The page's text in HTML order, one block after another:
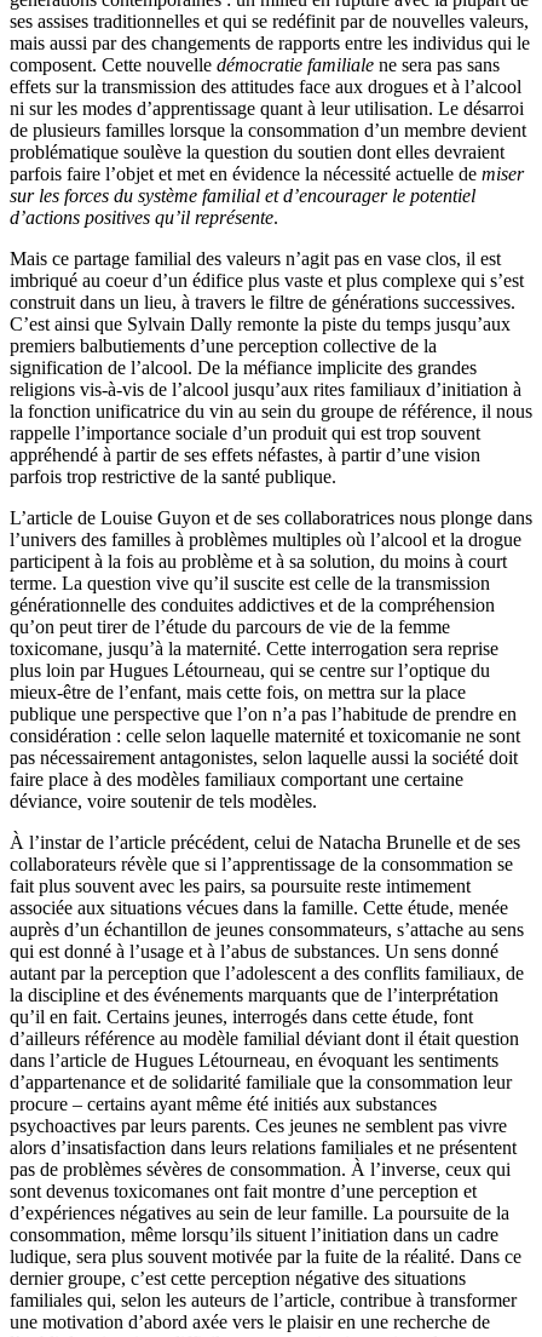
ses assises traditionnelles et qui se redéfinit par de nouvelles valeurs,
mais aussi par des changements de rapports entre les individus qui le
composent. Cette nouvelle démocratie familiale ne sera pas sans
effets sur la transmission des attitudes face aux drogues et à l’alcool
ni sur les modes d’apprentissage quant à leur utilisation. Le désarroi
de plusieurs familles lorsque la consommation d’un membre devient
problématique soulève la question du soutien dont elles devraient
parfois faire l’objet et met en évidence la nécessité actuelle de miser
sur les forces du système familial et d’encourager le potentiel
d’actions positives qu’il représente.
Mais ce partage familial des valeurs n’agit pas en vase clos, il est
imbriqué au coeur d’un édifice plus vaste et plus complexe qui s’est
construit dans un lieu, à travers le filtre de générations successives.
C’est ainsi que Sylvain Dally remonte la piste du temps jusqu’aux
premiers balbutiements d’une perception collective de la
signification de l’alcool. De la méfiance implicite des grandes
religions vis-à-vis de l’alcool jusqu’aux rites familiaux d’initiation à
la fonction unificatrice du vin au sein du groupe de référence, il nous
rappelle l’importance sociale d’un produit qui est trop souvent
appréhendé à partir de ses effets néfastes, à partir d’une vision
parfois trop restrictive de la santé publique.
L’article de Louise Guyon et de ses collaboratrices nous plonge dans
l’univers des familles à problèmes multiples où l’alcool et la drogue
participent à la fois au problème et à sa solution, du moins à court
terme. La question vive qu’il suscite est celle de la transmission
générationnelle des conduites addictives et de la compréhension
qu’on peut tirer de l’étude du parcours de vie de la femme
toxicomane, jusqu’à la maternité. Cette interrogation sera reprise
plus loin par Hugues Létourneau, qui se centre sur l’optique du
mieux-être de l’enfant, mais cette fois, on mettra sur la place
publique une perspective que l’on n’a pas l’habitude de prendre en
considération : celle selon laquelle maternité et toxicomanie ne sont
pas nécessairement antagonistes, selon laquelle aussi la société doit
faire place à des modèles familiaux comportant une certaine
déviance, voire soutenir de tels modèles.
À l’instar de l’article précédent, celui de Natacha Brunelle et de ses
collaborateurs révèle que si l’apprentissage de la consommation se
fait plus souvent avec les pairs, sa poursuite reste intimement
associée aux situations vécues dans la famille. Cette étude, menée
auprès d’un échantillon de jeunes consommateurs, s’attache au sens
qui est donné à l’usage et à l’abus de substances. Un sens donné
autant par la perception que l’adolescent a des conflits familiaux, de
la discipline et des événements marquants que de l’interprétation
qu’il en fait. Certains jeunes, interrogés dans cette étude, font
d’ailleurs référence au modèle familial déviant dont il était question
dans l’article de Hugues Létourneau, en évoquant les sentiments
d’appartenance et de solidarité familiale que la consommation leur
procure – certains ayant même été initiés aux substances
psychoactives par leurs parents. Ces jeunes ne semblent pas vivre
alors d’insatisfaction dans leurs relations familiales et ne présentent
pas de problèmes sévères de consommation. À l’inverse, ceux qui
sont devenus toxicomanes ont fait montre d’une perception et
d’expériences négatives au sein de leur famille. La poursuite de la
consommation, même lorsqu’ils situent l’initiation dans un cadre
ludique, sera plus souvent motivée par la fuite de la réalité. Dans ce
dernier groupe, c’est cette perception négative des situations
familiales qui, selon les auteurs de l’article, contribue à transformer
une motivation d’abord axée vers le plaisir en une recherche de